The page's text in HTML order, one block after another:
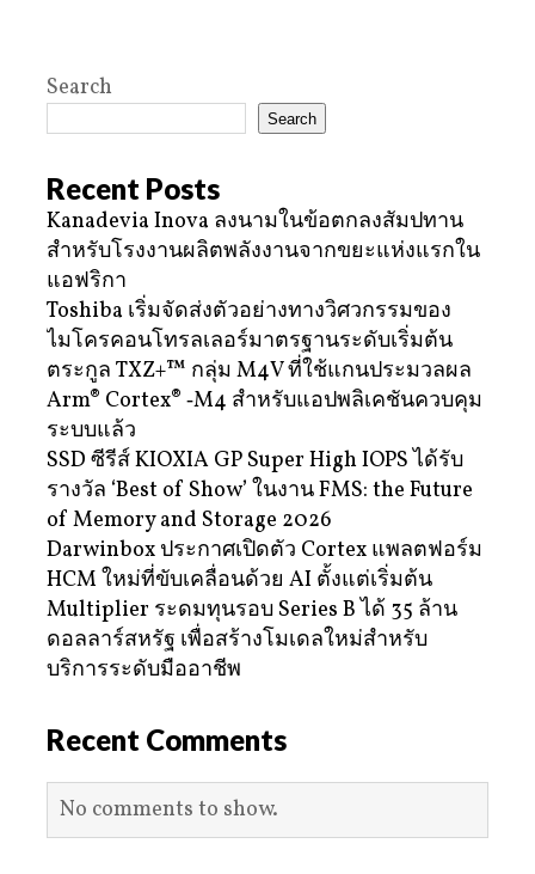
Search
Search
Recent Posts
Kanadevia Inova ลงนามในข้อตกลงสัมปทาน
สำหรับโรงงานผลิตพลังงานจากขยะแห่งแรกใน
แอฟริกา
Toshiba เริ่มจัดส่งตัวอย่างทางวิศวกรรมของ
ไมโครคอนโทรลเลอร์มาตรฐานระดับเริ่มต้น
ตระกูล TXZ+™ กลุ่ม M4V ที่ใช้แกนประมวลผล
Arm® Cortex® ‑M4 สำหรับแอปพลิเคชันควบคุม
ระบบแล้ว
SSD ซีรีส์ KIOXIA GP Super High IOPS ได้รับ
รางวัล ‘Best of Show’ ในงาน FMS: the Future
of Memory and Storage 2026
Darwinbox ประกาศเปิดตัว Cortex แพลตฟอร์ม
HCM ใหม่ที่ขับเคลื่อนด้วย AI ตั้งแต่เริ่มต้น
Multiplier ระดมทุนรอบ Series B ได้ 35 ล้าน
ดอลลาร์สหรัฐ เพื่อสร้างโมเดลใหม่สำหรับ
บริการระดับมืออาชีพ
Recent Comments
No comments to show.